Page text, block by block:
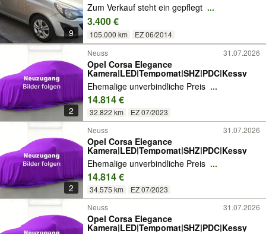
9
Zum Verkauf steht ein gepflegt ...
3.400 €
105.000 km EZ 06/2014
2
Neuss 31.07.2026
Opel Corsa Elegance
Kamera|LED|Tempomat|SHZ|PDC|Kessy
Ehemalige unverbindliche Preis ...
14.814 €
32.822 km EZ 07/2023
2
Neuss 31.07.2026
Opel Corsa Elegance
Kamera|LED|Tempomat|SHZ|PDC|Kessy
Ehemalige unverbindliche Preis ...
14.814 €
34.575 km EZ 07/2023
Neuss 31.07.2026
Opel Corsa Elegance
Kamera|LED|Tempomat|SHZ|PDC|Kessy